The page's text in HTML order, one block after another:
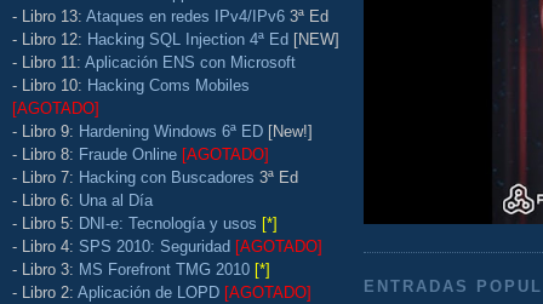
- Libro 13: Ataques en redes IPv4/IPv6 3ª Ed
- Libro 12: Hacking SQL Injection 4ª Ed [NEW]
- Libro 11: Aplicación ENS con Microsoft
- Libro 10: Hacking Coms Mobiles
[AGOTADO]
- Libro 9: Hardening Windows 6ª ED [New!]
- Libro 8: Fraude Online [AGOTADO]
- Libro 7: Hacking con Buscadores 3ª Ed
- Libro 6: Una al Día
- Libro 5: DNI-e: Tecnología y usos [*]
- Libro 4: SPS 2010: Seguridad [AGOTADO]
- Libro 3: MS Forefront TMG 2010 [*]
- Libro 2: Aplicación de LOPD [AGOTADO]
ENTRADAS